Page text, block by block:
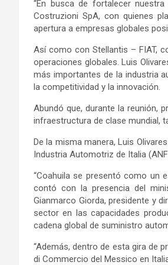
“En busca de fortalecer
Costruzioni SpA, con quienes
apertura a empresas globales
Así como con Stellantis – FIAT,
operaciones globales. Luis
más importantes de la industria
la competitividad y la innovación.
Abundó que, durante la reunión,
infraestructura de clase mundial,
De la misma manera, Luis
Industria Automotriz de Italia
“Coahuila se presentó como un
contó con la presencia del
Gianmarco Giorda, presidente y
sector en las capacidades
cadena global de suministro
“Además, dentro de esta gira de
di Commercio del Messico en